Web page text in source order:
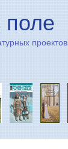
поле
проектов